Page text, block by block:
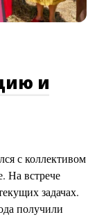
и
с коллективом
На встрече
задачах.
получили